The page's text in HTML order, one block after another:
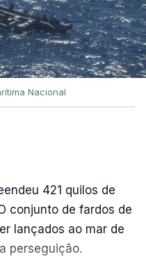
Nacional
421 quilos de
conjunto de fardos de
lançados ao mar de
perseguição.